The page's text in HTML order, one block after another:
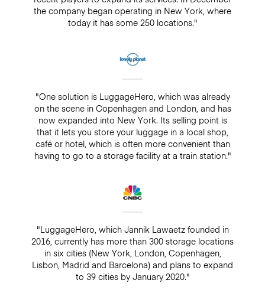
the company began operating in New York, where
today it has some 250 locations."
"One solution is LuggageHero, which was already
on the scene in Copenhagen and London, and has
now expanded into New York. Its selling point is
that it lets you store your luggage in a local shop,
café or hotel, which is often more convenient than
having to go to a storage facility at a train station."
"LuggageHero, which Jannik Lawaetz founded in
2016, currently has more than 300 storage locations
in six cities (New York, London, Copenhagen,
Lisbon, Madrid and Barcelona) and plans to expand
to 39 cities by January 2020."